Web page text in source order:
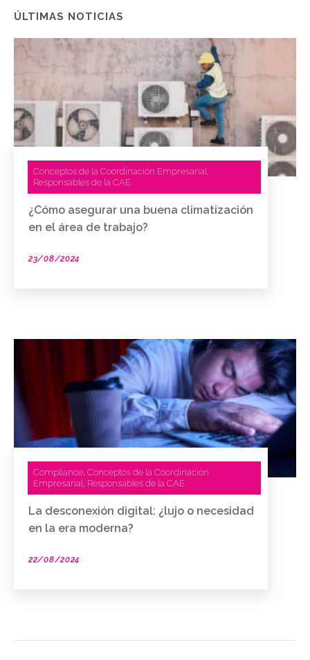
ÚLTIMAS NOTICIAS
Conceptos de la Coordinación Empresarial,
Responsables de la CAE
¿Cómo asegurar una buena climatización
en el área de trabajo?
23/08/2024
Compliance, Conceptos de la Coordinación
Empresarial, Responsables de la CAE
La desconexión digital: ¿lujo o necesidad
en la era moderna?
22/08/2024